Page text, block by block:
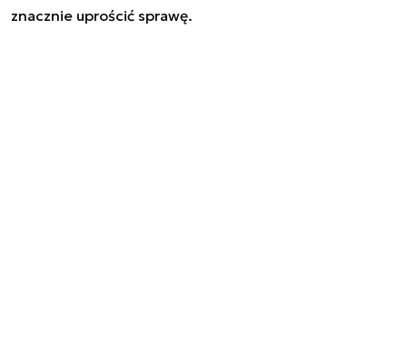
znacznie uprościć sprawę.